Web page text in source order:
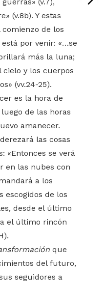
(v.8b). Y estas
comienzo de los
está por venir: «…se
más la luna;
cielo y los cuerpos
(vv.24-25).
es la hora de
de las horas
amanecer.
las cosas
«Entonces se verá
en las nubes con
a los
escogidos de los
desde el último
el último rincón
que
del futuro,
seguidores a